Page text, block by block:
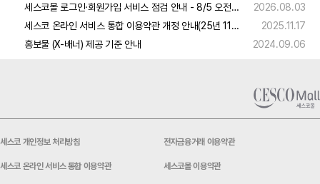
세스코몰 로그인·회원가입 서비스 점검 안내 - 8/5 오전(4:00 ~ 6:00)
2026.08.03
세스코 온라인 서비스 통합 이용약관 개정 안내(25년 11월 24일자 적용)
2025.11.17
홍보물 (X-배너) 제공 기준 안내
2024.09.06
세스코 개인정보 처리방침 전자금융거래 이용약관
세스코 온라인 서비스 통합 이용약관 세스코몰 이용약관